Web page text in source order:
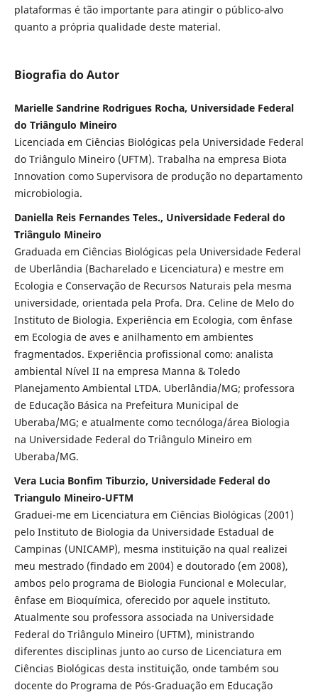
plataformas é tão importante para atingir o público-alvo
quanto a própria qualidade deste material.
Biografia do Autor
Marielle Sandrine Rodrigues Rocha, Universidade Federal
do Triângulo Mineiro
Licenciada em Ciências Biológicas pela Universidade Federal
do Triângulo Mineiro (UFTM). Trabalha na empresa Biota
Innovation como Supervisora de produção no departamento
microbiologia.
Daniella Reis Fernandes Teles., Universidade Federal do
Triângulo Mineiro
Graduada em Ciências Biológicas pela Universidade Federal
de Uberlândia (Bacharelado e Licenciatura) e mestre em
Ecologia e Conservação de Recursos Naturais pela mesma
universidade, orientada pela Profa. Dra. Celine de Melo do
Instituto de Biologia. Experiência em Ecologia, com ênfase
em Ecologia de aves e anilhamento em ambientes
fragmentados. Experiência profissional como: analista
ambiental Nível II na empresa Manna & Toledo
Planejamento Ambiental LTDA. Uberlândia/MG; professora
de Educação Básica na Prefeitura Municipal de
Uberaba/MG; e atualmente como tecnóloga/área Biologia
na Universidade Federal do Triângulo Mineiro em
Uberaba/MG.
Vera Lucia Bonfim Tiburzio, Universidade Federal do
Triangulo Mineiro-UFTM
Graduei-me em Licenciatura em Ciências Biológicas (2001)
pelo Instituto de Biologia da Universidade Estadual de
Campinas (UNICAMP), mesma instituição na qual realizei
meu mestrado (findado em 2004) e doutorado (em 2008),
ambos pelo programa de Biologia Funcional e Molecular,
ênfase em Bioquímica, oferecido por aquele instituto.
Atualmente sou professora associada na Universidade
Federal do Triângulo Mineiro (UFTM), ministrando
diferentes disciplinas junto ao curso de Licenciatura em
Ciências Biológicas desta instituição, onde também sou
docente do Programa de Pós-Graduação em Educação